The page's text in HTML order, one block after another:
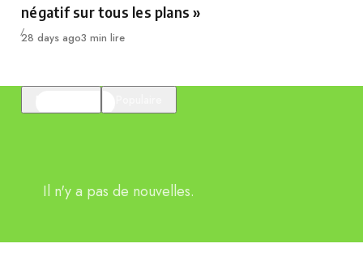
négatif sur tous les plans »
Publié
28 days ago3 min lire
Il n'y a pas de nouvelles.